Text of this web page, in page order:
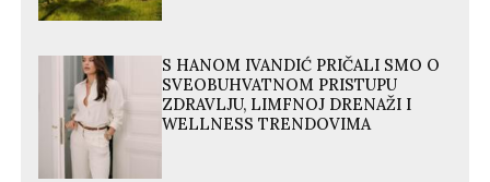
S HANOM IVANDIĆ PRIČALI SMO O
SVEOBUHVATNOM PRISTUPU
ZDRAVLJU, LIMFNOJ DRENAŽI I
WELLNESS TRENDOVIMA